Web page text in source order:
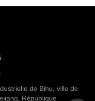
de Bihu, ville de
République